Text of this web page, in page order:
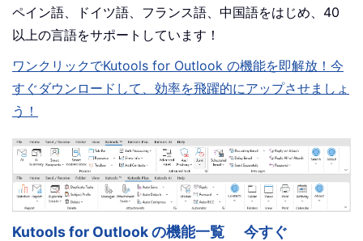
ペイン語、ドイツ語、フランス語、中国語をはじめ、40
以上の言語をサポートしています！
ワンクリックでKutools for Outlook の機能を即解放！今
すぐダウンロードして、効率を飛躍的にアップさせましょ
う！
Kutools for Outlook の機能一覧
今すぐ